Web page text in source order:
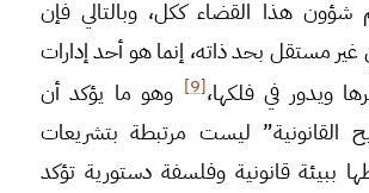
شؤون هذا القضاء ككل، وبالتالي فإن
مستقل بحد ذاته، إنما هو أحد إدارات
ويدور في فلكها،[9]
وهو ما يؤكد أن
القانونية” ليست مرتبطة بتشريعات
ببيئة قانونية وفلسفة دستورية تؤكد